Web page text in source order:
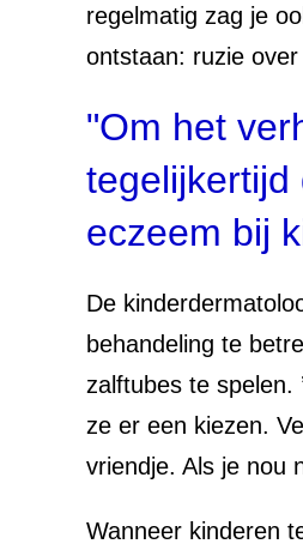
regelmatig zag je
ontstaan: ruzie over
"Om het
tegelijkertijd
eczeem bij
De
behandeling te
zalftubes te spelen.
ze er een kiezen.
vriendje. Als je nou
Wanneer kinderen